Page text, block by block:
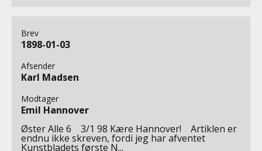
Brev
1898-01-03
Afsender
Karl Madsen
Modtager
Emil Hannover
Øster Alle 6 3/1 98 Kære Hannover! Artiklen er
endnu ikke skreven, fordi jeg har afventet
Kunstbladets første N...